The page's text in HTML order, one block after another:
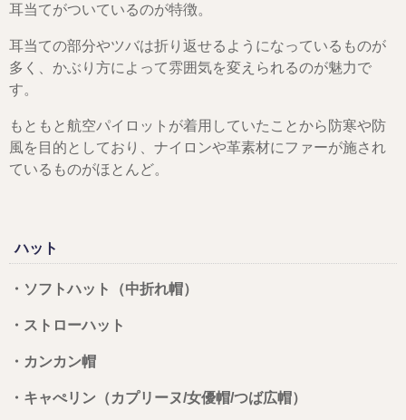
耳当てがついているのが特徴。
耳当ての部分やツバは折り返せるようになっているものが
多く、かぶり方によって雰囲気を変えられるのが魅力で
す。
もともと航空パイロットが着用していたことから防寒や防
風を目的としており、ナイロンや革素材にファーが施され
ているものがほとんど。
ハット
・ソフトハット（中折れ帽）
・ストローハット
・カンカン帽
・キャぺリン（カプリーヌ/女優帽/つば広帽）